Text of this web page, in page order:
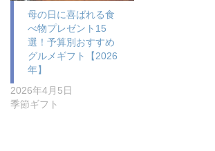
母の日に喜ばれる食
べ物プレゼント15
選！予算別おすすめ
グルメギフト【2026
年】
2026年4月5日
季節ギフト